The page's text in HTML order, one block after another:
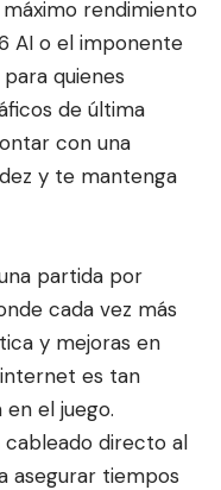
rendimiento
AI o el imponente
quienes
de última
con una
y te mantenga
partida por
cada vez más
y mejoras en
es tan
el juego.
directo al
asegurar tiempos